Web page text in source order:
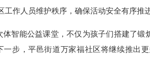
工作人员维护秩序，确保活动安全有序推进
能公益课堂，不仅为孩子们搭建了锻
一步，平邑街道万家福社区将继续推出